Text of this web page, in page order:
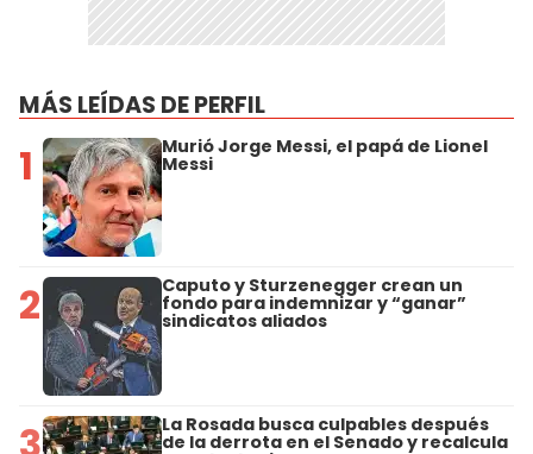
MÁS LEÍDAS DE PERFIL
1 Murió Jorge Messi, el papá de Lionel
Messi
2 Caputo y Sturzenegger crean un
fondo para indemnizar y “ganar”
sindicatos aliados
La Rosada busca culpables después
de la derrota en el Senado y recalcula